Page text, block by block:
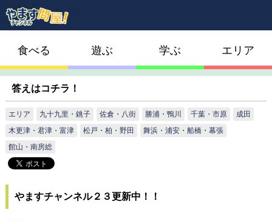
食べる 遊ぶ 学ぶ エリア
答えはコチラ！
エリア 九十九里・銚子 佐倉・八街 勝浦・鴨川 千葉・市原 成田
木更津・君津・富津 松戸・柏・野田 舞浜・浦安・船橋・幕張
館山・南房総
やますチャンネル２３更新中！！